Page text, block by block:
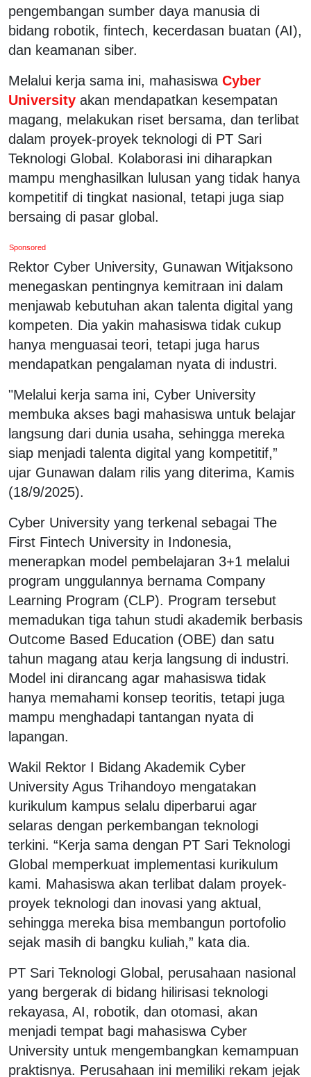
pengembangan sumber daya manusia di
bidang robotik, fintech, kecerdasan buatan (AI),
dan keamanan siber.
Melalui kerja sama ini, mahasiswa Cyber
University akan mendapatkan kesempatan
magang, melakukan riset bersama, dan terlibat
dalam proyek-proyek teknologi di PT Sari
Teknologi Global. Kolaborasi ini diharapkan
mampu menghasilkan lulusan yang tidak hanya
kompetitif di tingkat nasional, tetapi juga siap
bersaing di pasar global.
Sponsored
Rektor Cyber University, Gunawan Witjaksono
menegaskan pentingnya kemitraan ini dalam
menjawab kebutuhan akan talenta digital yang
kompeten. Dia yakin mahasiswa tidak cukup
hanya menguasai teori, tetapi juga harus
mendapatkan pengalaman nyata di industri.
"Melalui kerja sama ini, Cyber University
membuka akses bagi mahasiswa untuk belajar
langsung dari dunia usaha, sehingga mereka
siap menjadi talenta digital yang kompetitif,”
ujar Gunawan dalam rilis yang diterima, Kamis
(18/9/2025).
Cyber University yang terkenal sebagai The
First Fintech University in Indonesia,
menerapkan model pembelajaran 3+1 melalui
program unggulannya bernama Company
Learning Program (CLP). Program tersebut
memadukan tiga tahun studi akademik berbasis
Outcome Based Education (OBE) dan satu
tahun magang atau kerja langsung di industri.
Model ini dirancang agar mahasiswa tidak
hanya memahami konsep teoritis, tetapi juga
mampu menghadapi tantangan nyata di
lapangan.
Wakil Rektor I Bidang Akademik Cyber
University Agus Trihandoyo mengatakan
kurikulum kampus selalu diperbarui agar
selaras dengan perkembangan teknologi
terkini. “Kerja sama dengan PT Sari Teknologi
Global memperkuat implementasi kurikulum
kami. Mahasiswa akan terlibat dalam proyek-
proyek teknologi dan inovasi yang aktual,
sehingga mereka bisa membangun portofolio
sejak masih di bangku kuliah,” kata dia.
PT Sari Teknologi Global, perusahaan nasional
yang bergerak di bidang hilirisasi teknologi
rekayasa, AI, robotik, dan otomasi, akan
menjadi tempat bagi mahasiswa Cyber
University untuk mengembangkan kemampuan
praktisnya. Perusahaan ini memiliki rekam jejak